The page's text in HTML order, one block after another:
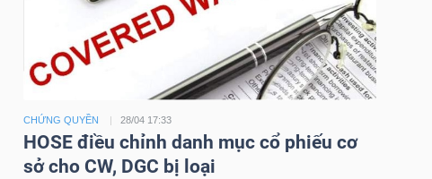
CHỨNG QUYỀN 28/04 17:33
HOSE điều chỉnh danh mục cổ phiếu cơ
sở cho CW, DGC bị loại